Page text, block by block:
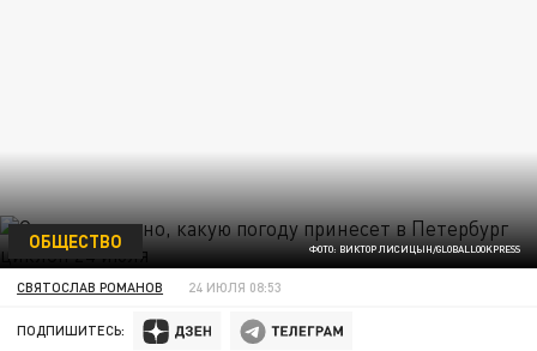
ФОТО: ВИКТОР ЛИСИЦЫН/GLOBALLOOKPRESS
ОБЩЕСТВО
СВЯТОСЛАВ РОМАНОВ 24 ИЮЛЯ 08:53
ПОДПИШИТЕСЬ: